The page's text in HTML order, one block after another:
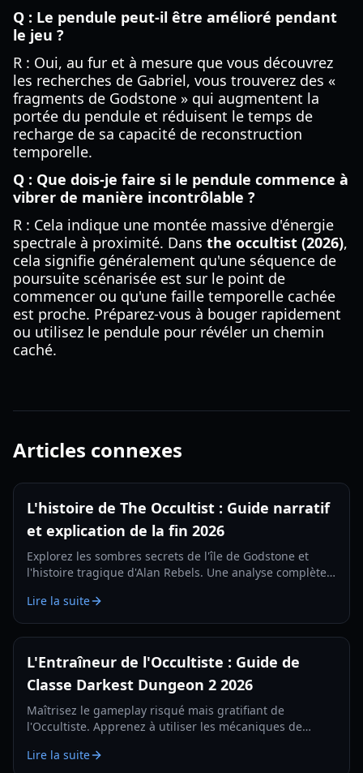
Q : Le pendule peut-il être amélioré pendant
le jeu ?
R : Oui, au fur et à mesure que vous découvrez
les recherches de Gabriel, vous trouverez des «
fragments de Godstone » qui augmentent la
portée du pendule et réduisent le temps de
recharge de sa capacité de reconstruction
temporelle.
Q : Que dois-je faire si le pendule commence à
vibrer de manière incontrôlable ?
R : Cela indique une montée massive d'énergie
spectrale à proximité. Dans the occultist (2026),
cela signifie généralement qu'une séquence de
poursuite scénarisée est sur le point de
commencer ou qu'une faille temporelle cachée
est proche. Préparez-vous à bouger rapidement
ou utilisez le pendule pour révéler un chemin
caché.
Articles connexes
L'histoire de The Occultist : Guide narratif
et explication de la fin 2026
Explorez les sombres secrets de l'île de Godstone et
l'histoire tragique d'Alan Rebels. Une analyse complète
Lire la suite
L'Entraîneur de l'Occultiste : Guide de
Classe Darkest Dungeon 2 2026
Maîtrisez le gameplay risqué mais gratifiant de
l'Occultiste. Apprenez à utiliser les mécaniques de
compétences et les meilleurs builds.
Lire la suite